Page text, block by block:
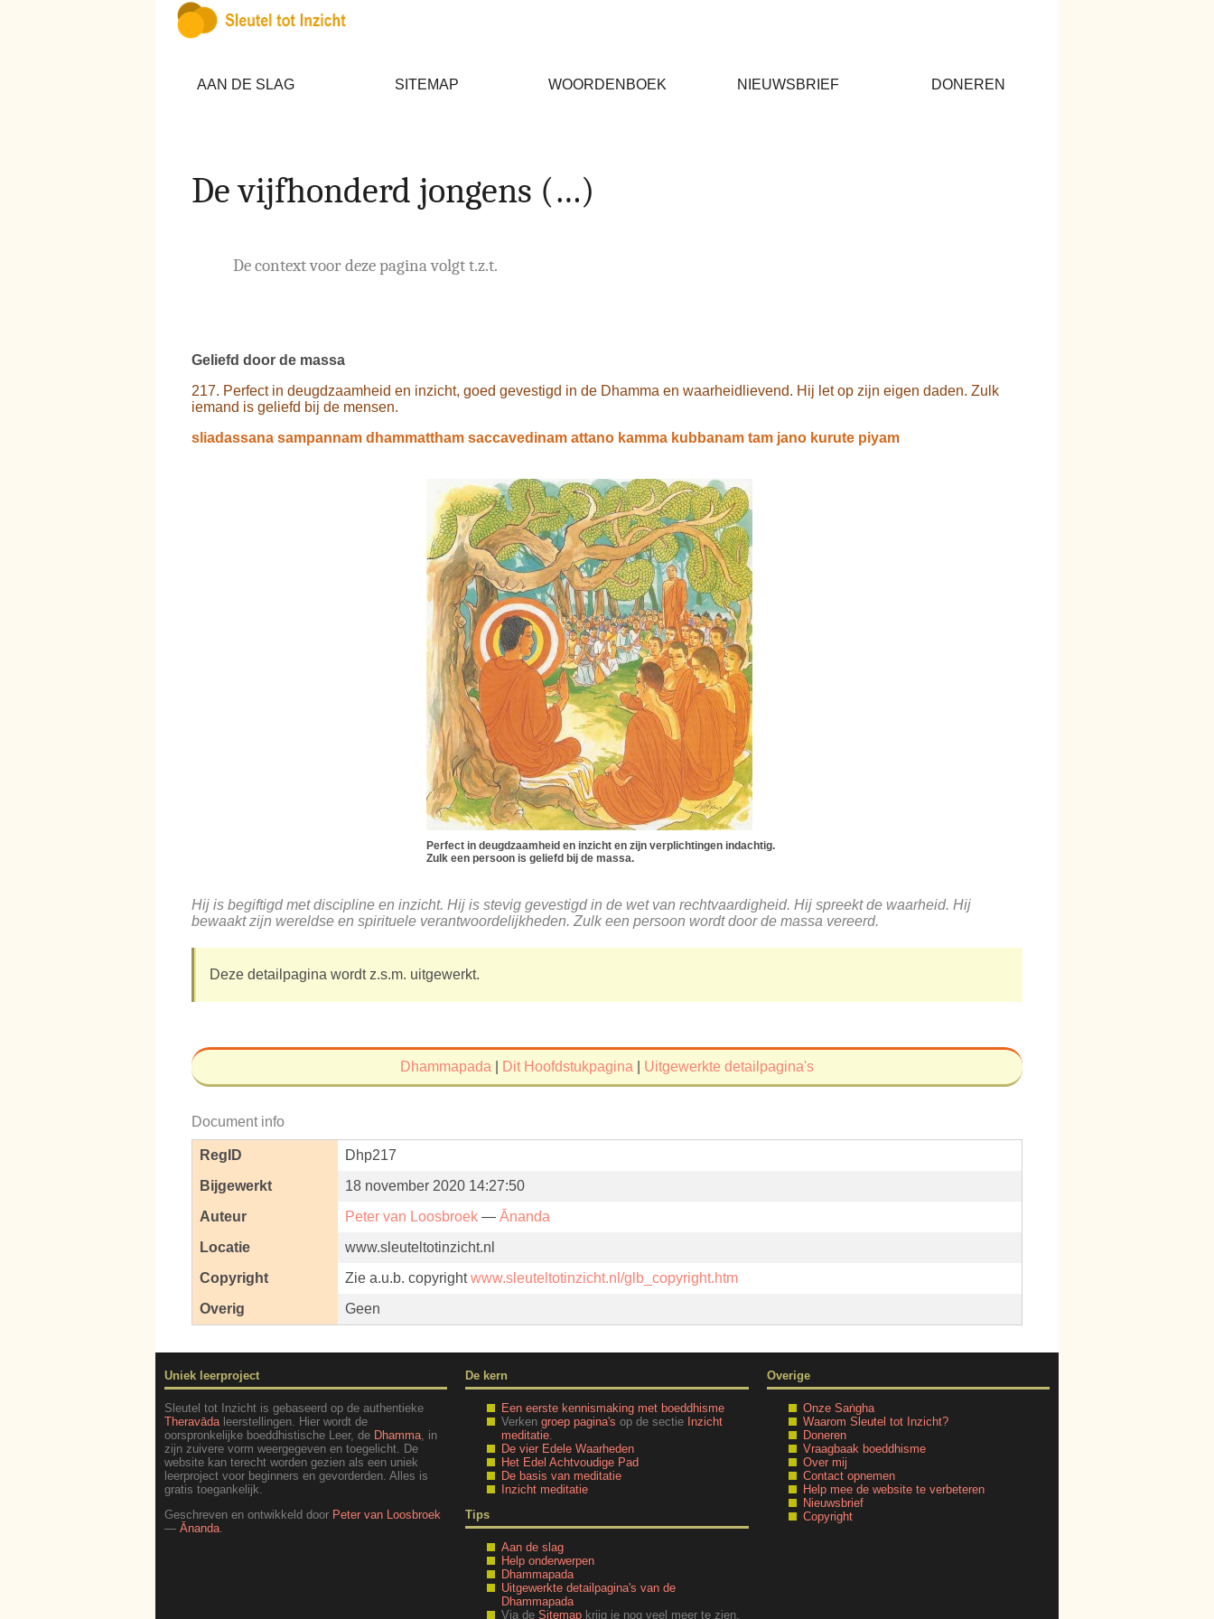
AAN DE SLAG SITEMAP WOORDENBOEK NIEUWSBRIEF DONEREN
De vijfhonderd jongens (…)
De context voor deze pagina volgt t.z.t.
Geliefd door de massa
217. Perfect in deugdzaamheid en inzicht, goed gevestigd in de Dhamma en waarheidlievend. Hij let op zijn eigen daden. Zulk
iemand is geliefd bij de mensen.
sliadassana sampannam dhammattham saccavedinam attano kamma kubbanam tam jano kurute piyam
Perfect in deugdzaamheid en inzicht en zijn verplichtingen indachtig.
Zulk een persoon is geliefd bij de massa.
Hij is begiftigd met discipline en inzicht. Hij is stevig gevestigd in de wet van rechtvaardigheid. Hij spreekt de waarheid. Hij
bewaakt zijn wereldse en spirituele verantwoordelijkheden. Zulk een persoon wordt door de massa vereerd.
Deze detailpagina wordt z.s.m. uitgewerkt.
Dhammapada Dit Hoofdstukpagina Uitgewerkte detailpagina's
Document info
RegID
Dhp217
Bijgewerkt
18 november 2020 14:27:50
Auteur
Peter van Loosbroek — Ānanda
Locatie
www.sleuteltotinzicht.nl
Copyright
Zie a.u.b. copyrightwww.sleuteltotinzicht.nl/glb_copyright.htm
Overig
Geen
Uniek leerproject
Sleutel tot Inzicht is gebaseerd op de authentieke
Theravāda leerstellingen. Hier wordt de
oorspronkelijke boeddhistische Leer, de Dhamma , in
zijn zuivere vorm weergegeven en toegelicht. De
website kan terecht worden gezien als een uniek
leerproject voor beginners en gevorderden. Alles is
gratis toegankelijk.
Geschreven en ontwikkeld door Peter van Loosbroek
— Ānanda
De kern
Een eerste kennismaking met boeddhisme
Verkengroep pagina's op de sectie Inzicht
meditatie
De vier Edele Waarheden
Het Edel Achtvoudige Pad
De basis van meditatie
Inzicht meditatie
Tips
Aan de slag
Help onderwerpen
Dhammapada
Uitgewerkte detailpagina's van de
Dhammapada
Via deSitemap krijg je nog veel meer te zien.
Overige
Onze Saṅgha
Waarom Sleutel tot Inzicht?
Doneren
Vraagbaak boeddhisme
Over mij
Contact opnemen
Help mee de website te verbeteren
Nieuwsbrief
Copyright